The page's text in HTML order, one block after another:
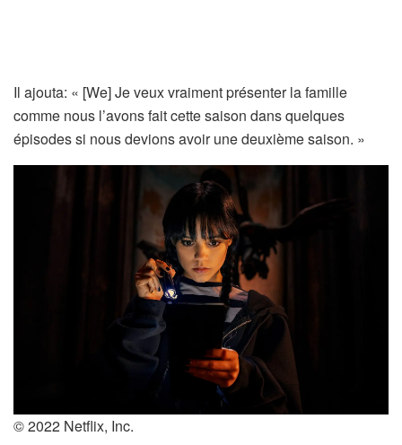
Il ajouta: « [We] Je veux vraiment présenter la famille
comme nous l’avons fait cette saison dans quelques
épisodes si nous devions avoir une deuxième saison. »
© 2022 Netflix, Inc.